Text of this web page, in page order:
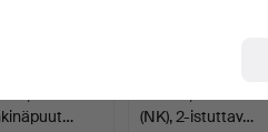
(NK), 2-istuttav…